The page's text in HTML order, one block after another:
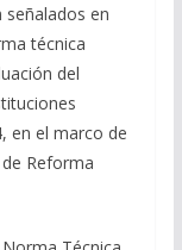
en
técnica
del
en el marco de
Reforma